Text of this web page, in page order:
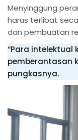
Menyinggung
harus terlibat
dan pembuatan
“Para intelektual
pemberantasan
pungkasnya.